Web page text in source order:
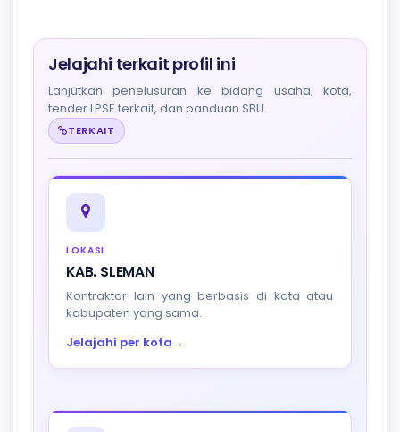
Jelajahi terkait profil ini
Lanjutkan penelusuran ke bidang usaha, kota,
tender LPSE terkait, dan panduan SBU.
TERKAIT
LOKASI
KAB. SLEMAN
Kontraktor lain yang berbasis di kota atau
kabupaten yang sama.
Jelajahi per kota→